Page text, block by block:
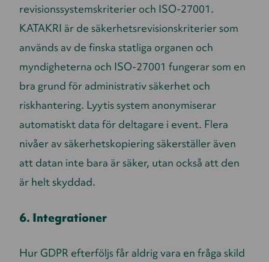
revisionssystemskriterier och ISO-27001.
KATAKRI är de säkerhetsrevisionskriterier som
används av de finska statliga organen och
myndigheterna och ISO-27001 fungerar som en
bra grund för administrativ säkerhet och
riskhantering. Lyytis system anonymiserar
automatiskt data för deltagare i event. Flera
nivåer av säkerhetskopiering säkerställer även
att datan inte bara är säker, utan också att den
är helt skyddad.
6. Integrationer
Hur GDPR efterföljs får aldrig vara en fråga skild